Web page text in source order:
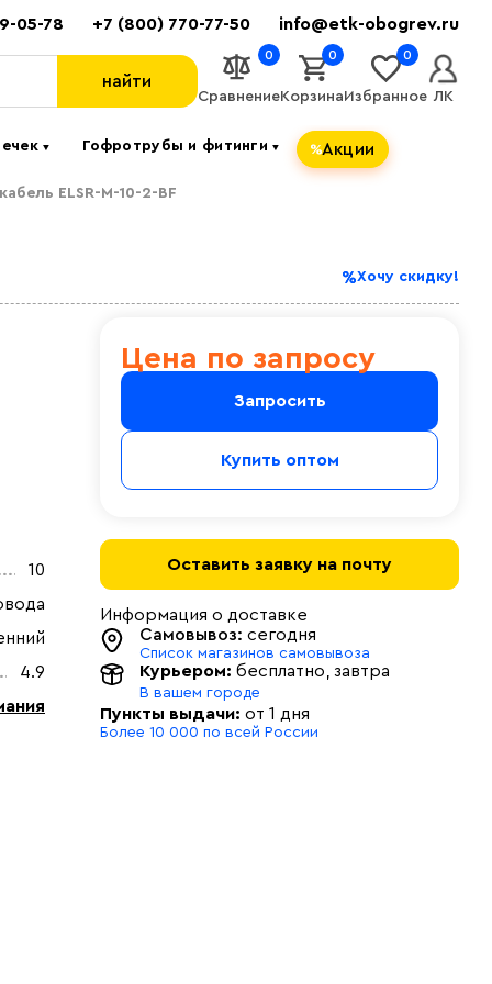
05-78 +7 (800) 770-77-50 info@etk-obogrev.ru
найти
Сравнение
0
Корзина
0
Избранное
0
ЛК
▼ Гофротрубы и фитинги▼ Акции
ELSR-M-10-2-BF
Хочу скидку!
10
4.9
Цена по запросу
Запросить
Купить оптом
Оставить заявку на почту
Информация о доставке
Самовывоз: сегодня
Список магазинов самовывоза
Курьером: бесплатно , завтра
В вашем городе
Пункты выдачи: от 1 дня
Более 10 000 по всей России